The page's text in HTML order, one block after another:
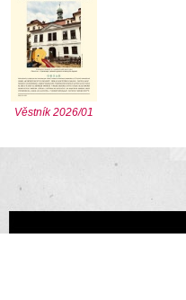
Věstník 2026/01